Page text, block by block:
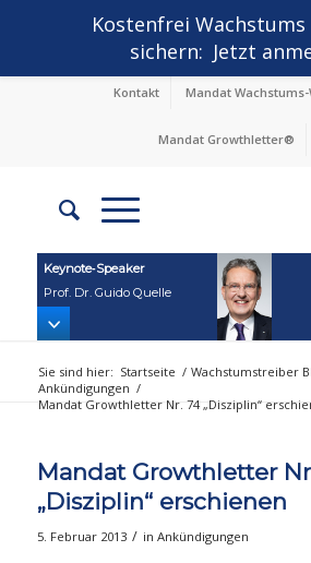
Kontakt Mandat
Mandat Growthletter®
Keynote‑Speaker
Prof. Dr. Guido Quelle
Sie sind hier: Startseite / Wachstumstreiber
Ankündigungen /
Mandat Growthletter Nr. 74 „Disziplin“
Mandat Growthletter
„Disziplin“ erschienen
5. Februar 2013 / in Ankündigungen
Kostenfrei Wachstums
sichern: Jetzt